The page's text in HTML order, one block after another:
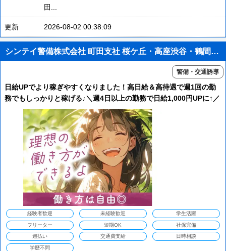
田...
更新 2026-08-02 00:38:09
シンテイ警備株式会社 町田支社 桜ケ丘・高座渋谷・鶴間エリア(交通誘導)/A3203200109
警備・交通誘導
日給UPでより稼ぎやすくなりました！高日給＆高待遇で週1回の勤
務でもしっかりと稼げる♪＼週4日以上の勤務で日給1,000円UPに↑／
週払い・給与前払い制度あり★1週間毎の自由シフト制！交通費全額
支給！
経験者歓迎 未経験歓迎 学生活躍
フリーター 短期OK 社保完備
週払い 交通費支給 日時相談
学歴不問